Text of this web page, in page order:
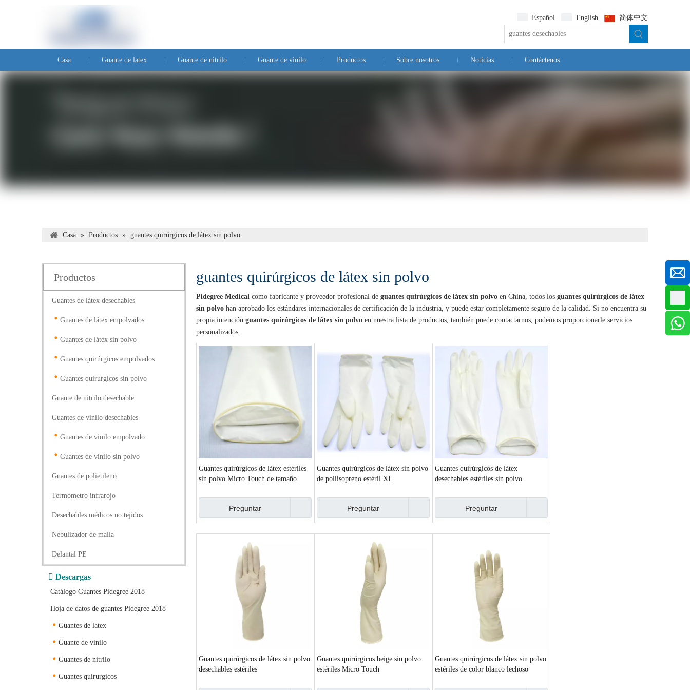
Español English 简体中文
Casa Guante de latex Guante de nitrilo Guante de vinilo Productos Sobre nosotros Noticias Contáctenos
Preguntas frecuentes
Casa » Productos » guantes quirúrgicos de látex sin polvo
Productos
Guantes de látex desechables
Guantes de látex empolvados
Guantes de látex sin polvo
Guantes quirúrgicos empolvados
Guantes quirúrgicos sin polvo
Guante de nitrilo desechable
Guantes de vinilo desechables
Guantes de vinilo empolvado
Guantes de vinilo sin polvo
Guantes de polietileno
Termómetro infrarojo
Desechables médicos no tejidos
Nebulizador de malla
Delantal PE
 Descargas
Catálogo Guantes Pidegree 2018
Hoja de datos de guantes Pidegree 2018
Guantes de latex
Guante de vinilo
Guantes de nitrilo
Guantes quirurgicos
guantes quirúrgicos de látex sin polvo
Pidegree Medical como fabricante y proveedor profesional de guantes quirúrgicos de látex sin polvo en China, todos los guantes quirúrgicos de látex
sin polvo han aprobado los estándares internacionales de certificación de la industria, y puede estar completamente seguro de la calidad. Si no encuentra su
propia intención guantes quirúrgicos de látex sin polvo en nuestra lista de productos, también puede contactarnos, podemos proporcionarle servicios
personalizados.
Guantes quirúrgicos de látex estériles
sin polvo Micro Touch de tamaño
Preguntar
Guantes quirúrgicos de látex sin polvo
de poliisopreno estéril XL
Preguntar
Guantes quirúrgicos de látex
desechables estériles sin polvo
Preguntar
Guantes quirúrgicos de látex sin polvo
desechables estériles
Guantes quirúrgicos beige sin polvo
estériles Micro Touch
Guantes quirúrgicos de látex sin polvo
estériles de color blanco lechoso